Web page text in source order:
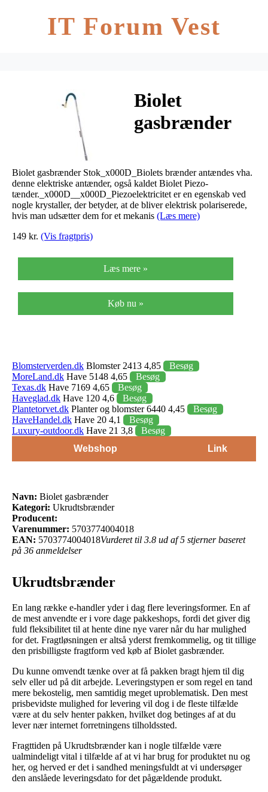
IT Forum Vest
Biolet
gasbrænder
Biolet gasbrænder Stok_x000D_Biolets brænder antændes vha.
denne elektriske antænder, også kaldet Biolet Piezo-
tænder._x000D__x000D_Piezoelektricitet er en egenskab ved
nogle krystaller, der betyder, at de bliver elektrisk polariserede,
hvis man udsætter dem for et mekanis (Læs mere)
149 kr. (Vis fragtpris)
Læs mere »
Køb nu »
Blomsterverden.dk Blomster 2413 4,85
Besøg
MoreLand.dk Have 5148 4,65
Besøg
Texas.dk Have 7169 4,65
Besøg
Haveglad.dk Have 120 4,6
Besøg
Plantetorvet.dk Planter og blomster 6440 4,45
Besøg
HaveHandel.dk Have 20 4,1
Besøg
Luxury-outdoor.dk Have 21 3,8
Besøg
Webshop
Link
Navn: Biolet gasbrænder
Kategori: Ukrudtsbrænder
Producent:
Varenummer: 5703774004018
EAN: 5703774004018Vurderet til 3.8 ud af 5 stjerner baseret
på 36 anmeldelser
Ukrudtsbrænder
En lang række e-handler yder i dag flere leveringsformer. En af
de mest anvendte er i vore dage pakkeshops, fordi det giver dig
fuld fleksibilitet til at hente dine nye varer når du har mulighed
for det. Fragtløsningen er altså yderst fremkommelig, og tit tillige
den prisbilligste fragtform ved køb af Biolet gasbrænder.
Du kunne omvendt tænke over at få pakken bragt hjem til dig
selv eller ud på dit arbejde. Leveringstypen er som regel en tand
mere bekostelig, men samtidig meget uproblematisk. Den mest
prisbevidste mulighed for levering vil dog i de fleste tilfælde
være at du selv henter pakken, hvilket dog betinges af at du
lever nær internet forretningens tilholdssted.
Fragttiden på Ukrudtsbrænder kan i nogle tilfælde være
ualmindeligt vital i tilfælde af at vi har brug for produktet nu og
her, og herved er det i sandhed meningsfuldt at vi undersøger
den anslåede leveringsdato for det pågældende produkt.